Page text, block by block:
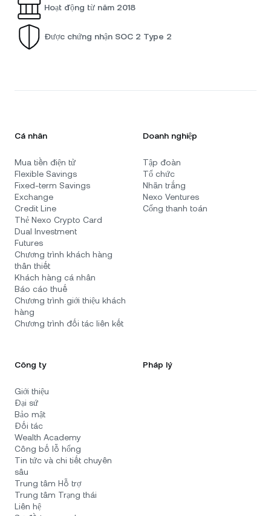
Hoạt động từ năm 2018
Được chứng nhận SOC 2 Type 2
Cá nhân
Mua tiền điện tử
Flexible Savings
Fixed-term Savings
Exchange
Credit Line
Thẻ Nexo Crypto Card
Dual Investment
Futures
Chương trình khách hàng
thân thiết
Khách hàng cá nhân
Báo cáo thuế
Chương trình giới thiệu khách
hàng
Chương trình đối tác liên kết
Doanh nghiệp
Tập đoàn
Tổ chức
Nhãn trắng
Nexo Ventures
Cổng thanh toán
Công ty
Giới thiệu
Đại sứ
Bảo mật
Đối tác
Wealth Academy
Công bố lỗ hổng
Tin tức và chi tiết chuyên
sâu
Trung tâm Hỗ trợ
Trung tâm Trạng thái
Liên hệ
Pháp lý